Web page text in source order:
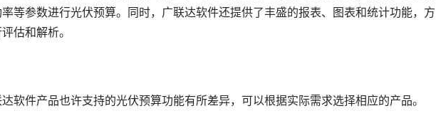
等参数进行光伏预算。同时，广联达软件还提供了丰盛的报表、图表和统计功能，方
估和解析。
软件产品也许支持的光伏预算功能有所差异，可以根据实际需求选择相应的产品。